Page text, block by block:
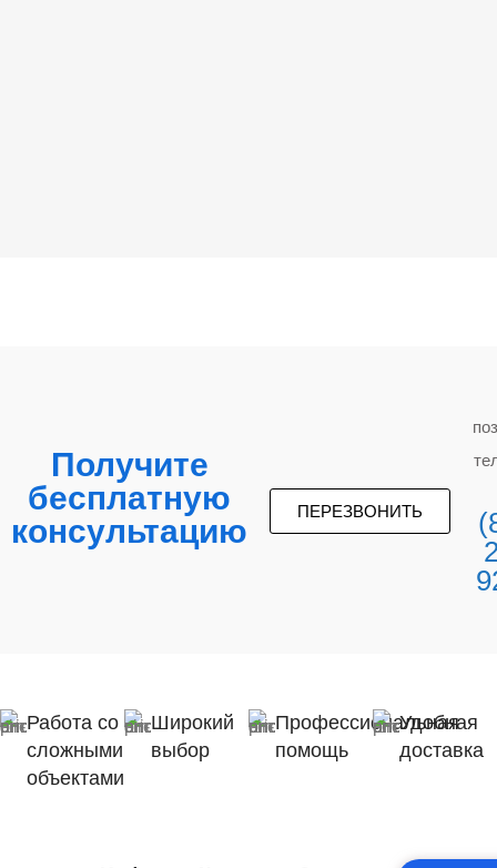
Получите
бесплатную
консультацию
ПЕРЕЗВОНИТЬ
Работа со
сложными
объектами
Широкий
выбор
Профессиональная
помощь
Удобная
доставка